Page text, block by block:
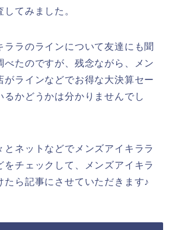
てみました。
ララのラインについて友達にも聞
べたのですが、残念ながら、メン
がラインなどでお得な大決算セー
るかどうかは分かりませんでし
とネットなどでメンズアイキララ
をチェックして、メンズアイキラ
たら記事にさせていただきます♪